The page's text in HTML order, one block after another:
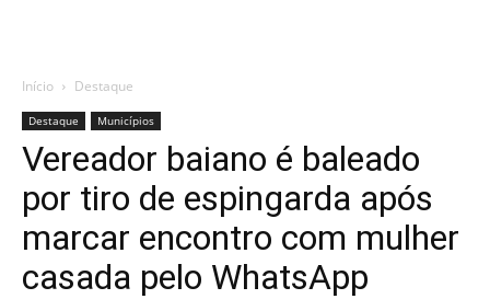
Início Destaque
Destaque Municípios
Vereador baiano é baleado
por tiro de espingarda após
marcar encontro com mulher
casada pelo WhatsApp